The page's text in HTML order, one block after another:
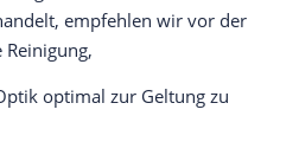
empfehlen wir vor der
optimal zur Geltung zu